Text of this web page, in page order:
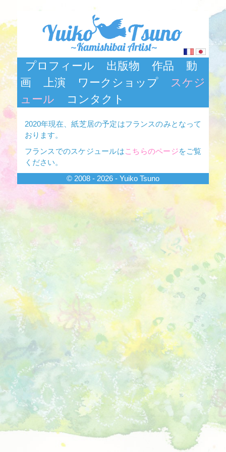
プロフィール 出版物 作品
動
画
上演 ワークショップ
スケジ
ュール
コンタクト
2020年現在、紙芝居の予定はフランスのみとなって
おります。
フランスでのスケジュールはこちらのページをご覧
ください。
© 2008 - 2026 - Yuiko Tsuno